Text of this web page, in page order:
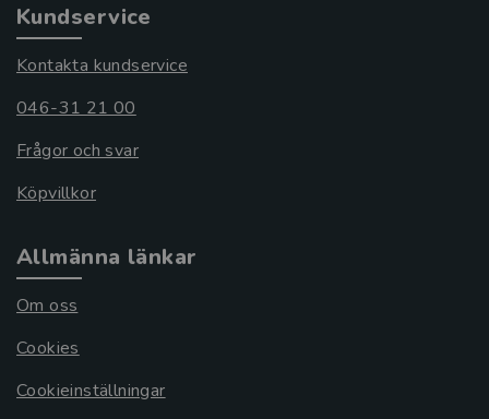
Kundservice
Kontakta kundservice
046-31 21 00
Frågor och svar
Köpvillkor
Allmänna länkar
Om oss
Cookies
Cookieinställningar